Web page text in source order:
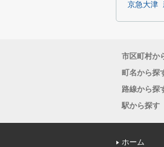
京急大津
市区町村か
町名から探
路線から探
駅から探す
ホーム